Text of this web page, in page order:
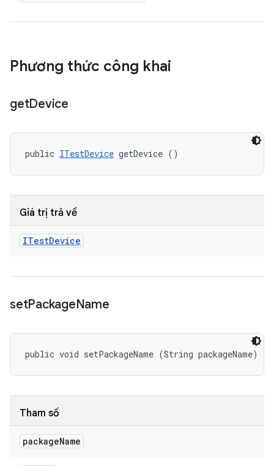
Phương thức công khai
getDevice
public ITestDevice getDevice ()
Giá trị trả về
ITestDevice
setPackageName
public void setPackageName (String packageName)
Tham số
packageName